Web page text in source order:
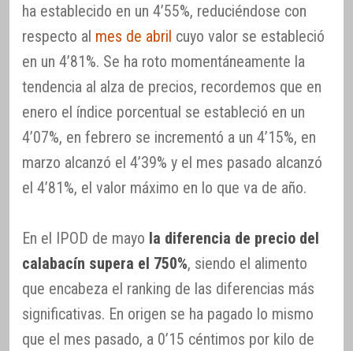
ha establecido en un 4’55%, reduciéndose con
respecto al mes de abril cuyo valor se estableció
en un 4’81%. Se ha roto momentáneamente la
tendencia al alza de precios, recordemos que en
enero el índice porcentual se estableció en un
4’07%, en febrero se incrementó a un 4’15%, en
marzo alcanzó el 4’39% y el mes pasado alcanzó
el 4’81%, el valor máximo en lo que va de año.
En el IPOD de mayo la diferencia de precio del
calabacín supera el 750%, siendo el alimento
que encabeza el ranking de las diferencias más
significativas. En origen se ha pagado lo mismo
que el mes pasado, a 0’15 céntimos por kilo de